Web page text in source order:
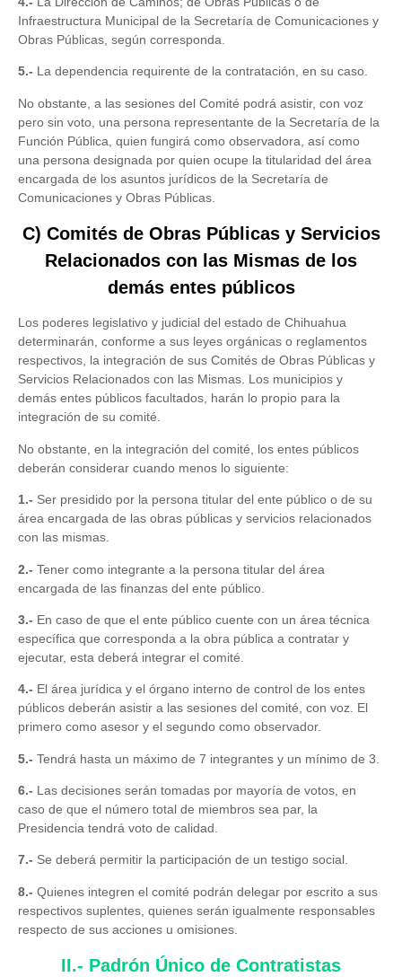
Infraestructura Municipal de la Secretaría de Comunicaciones y
Obras Públicas, según corresponda.
5.- La dependencia requirente de la contratación, en su caso.
No obstante, a las sesiones del Comité podrá asistir, con voz
pero sin voto, una persona representante de la Secretaría de la
Función Pública, quien fungirá como observadora, así como
una persona designada por quien ocupe la titularidad del área
encargada de los asuntos jurídicos de la Secretaría de
Comunicaciones y Obras Públicas.
C) Comités de Obras Públicas y Servicios
Relacionados con las Mismas de los
demás entes públicos
Los poderes legislativo y judicial del estado de Chihuahua
determinarán, conforme a sus leyes orgánicas o reglamentos
respectivos, la integración de sus Comités de Obras Públicas y
Servicios Relacionados con las Mismas. Los municipios y
demás entes públicos facultados, harán lo propio para la
integración de su comité.
No obstante, en la integración del comité, los entes públicos
deberán considerar cuando menos lo siguiente:
1.- Ser presidido por la persona titular del ente público o de su
área encargada de las obras públicas y servicios relacionados
con las mismas.
2.- Tener como integrante a la persona titular del área
encargada de las finanzas del ente público.
3.- En caso de que el ente público cuente con un área técnica
específica que corresponda a la obra pública a contratar y
ejecutar, esta deberá integrar el comité.
4.- El área jurídica y el órgano interno de control de los entes
públicos deberán asistir a las sesiones del comité, con voz. El
primero como asesor y el segundo como observador.
5.- Tendrá hasta un máximo de 7 integrantes y un mínimo de 3.
6.- Las decisiones serán tomadas por mayoría de votos, en
caso de que el número total de miembros sea par, la
Presidencia tendrá voto de calidad.
7.- Se deberá permitir la participación de un testigo social.
8.- Quienes integren el comité podrán delegar por escrito a sus
respectivos suplentes, quienes serán igualmente responsables
respecto de sus acciones u omisiones.
II.- Padrón Único de Contratistas